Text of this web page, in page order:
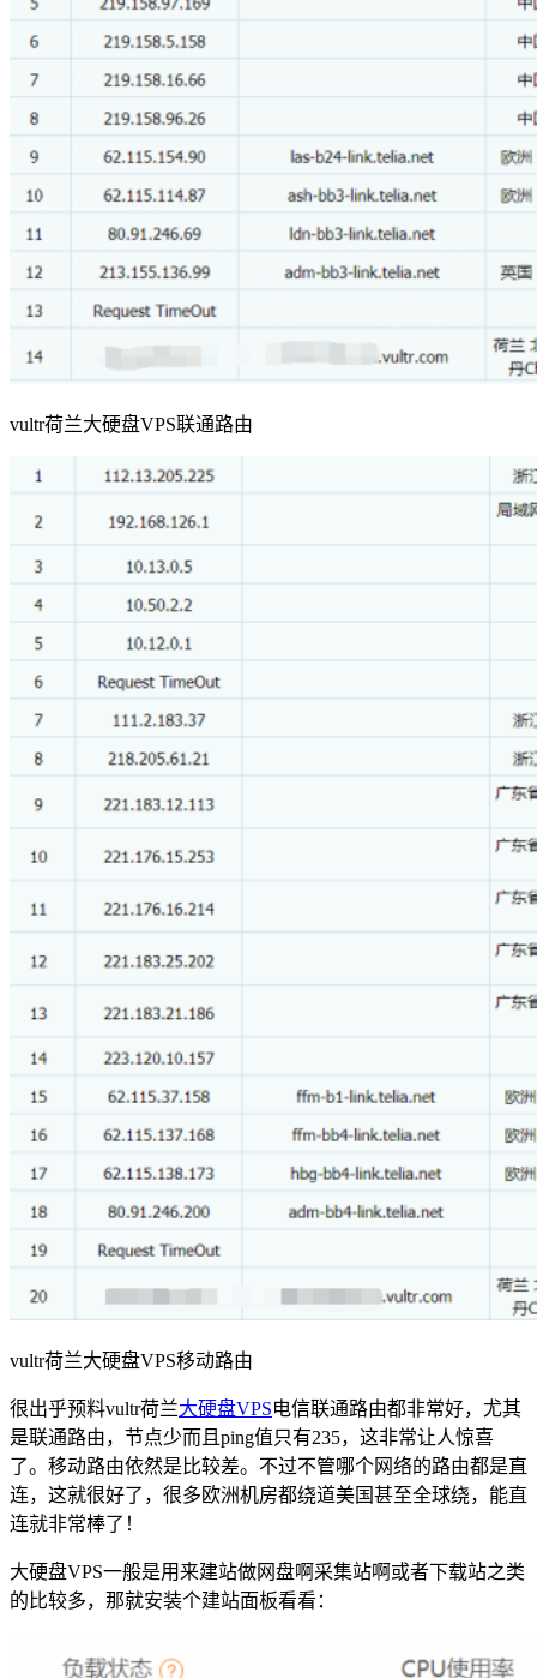
vultr荷兰大硬盘VPS联通路由
vultr荷兰大硬盘VPS移动路由
很出乎预料vultr荷兰大硬盘VPS电信联通路由都非常好，尤其
是联通路由，节点少而且ping值只有235，这非常让人惊喜
了。移动路由依然是比较差。不过不管哪个网络的路由都是直
连，这就很好了，很多欧洲机房都绕道美国甚至全球绕，能直
连就非常棒了！
大硬盘VPS一般是用来建站做网盘啊采集站啊或者下载站之类
的比较多，那就安装个建站面板看看：